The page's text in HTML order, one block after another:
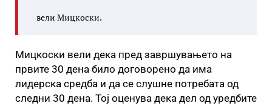
вели Мицкоски.
Мицкоски вели дека пред завршувањето на
првите 30 дена било договорено да има
лидерска средба и да се слушне потребата од
следни 30 дена. Тој оценува дека дел од уредбите